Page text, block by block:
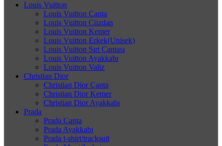
Louis Vuitton
Louis Vuitton Çanta
Louis Vuitton Cüzdan
Louis Vuitton Kemer
Louis Vuitton Erkek(Unisek)
Louis Vuitton Sırt Çantası
Louis Vuitton Ayakkabı
Louis Vuitton Valiz
Christian Dior
Christian Dior Çanta
Christian Dior Kemer
Christian Dior Ayakkabı
Prada
Prada Çanta
Prada Ayakkabı
Prada t-shirt/tracksuit